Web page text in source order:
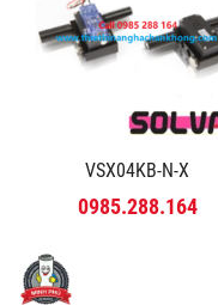
VSX04KB-N-X
0985.288.164